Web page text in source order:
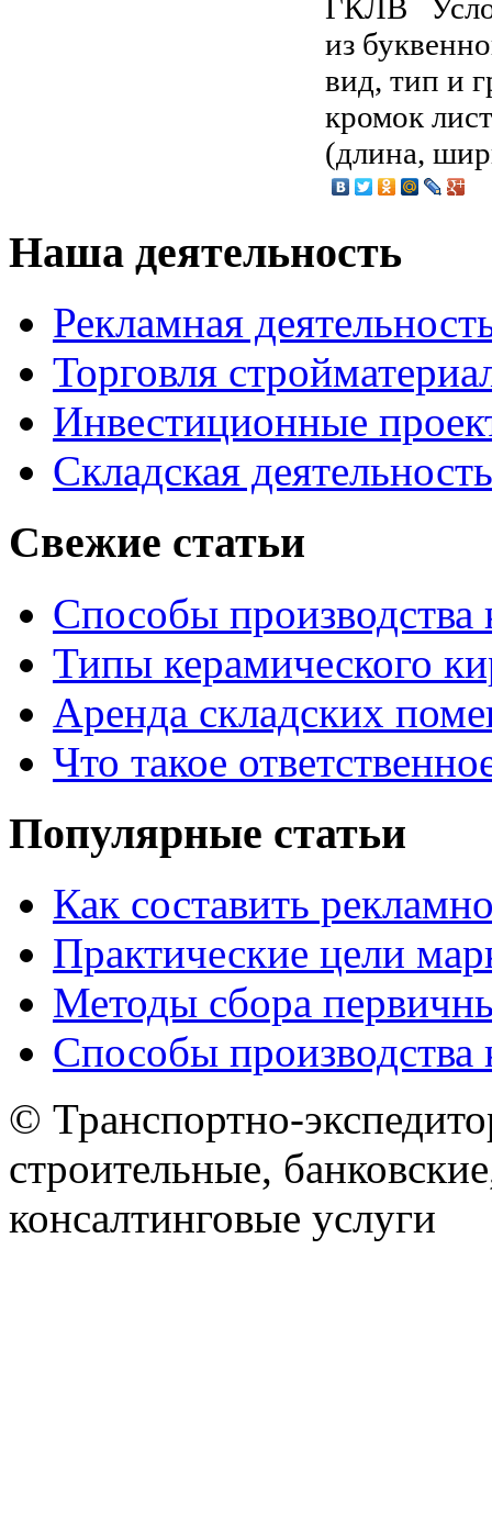
ГКЛВ
из
вид, тип и
кромок
(длина,
Наша деятельность
Рекламная
Торговля
Инвестиционные
Складская деятельность
Свежие статьи
Способы производства
Типы керамического
Аренда складских
Что такое
Популярные статьи
Как составить
Практические цели
Методы сбора
Способы производства
© Транспортно-
строительные,
консалтинговые услуги